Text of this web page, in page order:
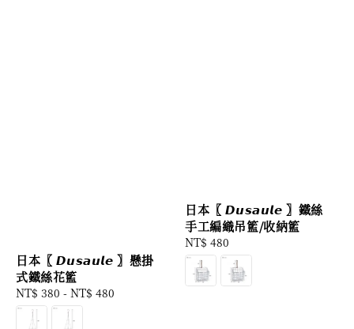
日本〖 𝘿𝙪𝙨𝙖𝙪𝙡𝙚 〗懸掛
式鐵絲花籃
Regular
price
NT$ 380 - NT$ 480
日本〖 𝘿𝙪𝙨𝙖𝙪𝙡𝙚 〗鐵絲
手工編織吊籃/收納籃
Regular
price
NT$ 480